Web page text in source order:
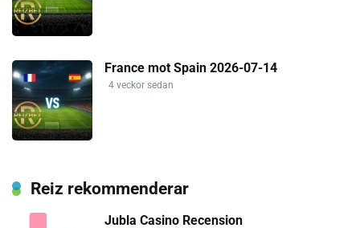
France mot Spain 2026-07-14
4 veckor sedan
Reiz rekommenderar
Jubla Casino Recension